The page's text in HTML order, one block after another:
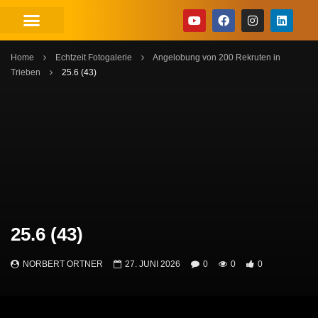
Home Echtzeit Fotogalerie
Angelobung von 200 Rekruten in
Trieben
25.6 (43)
25.6 (43)
NORBERT ORTNER 27. JUNI 2026 0 0 0